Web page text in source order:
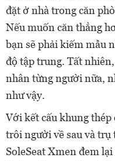
đặt ở nhà trong căn
Nếu muốn căn thẳng
bạn sẽ phải kiếm mẫu
độ tập trung. Tất
nhân từng người nữa,
như vậy.
Với kết cấu khung thép
trôi người về sau và
SoleSeat Xmen đem